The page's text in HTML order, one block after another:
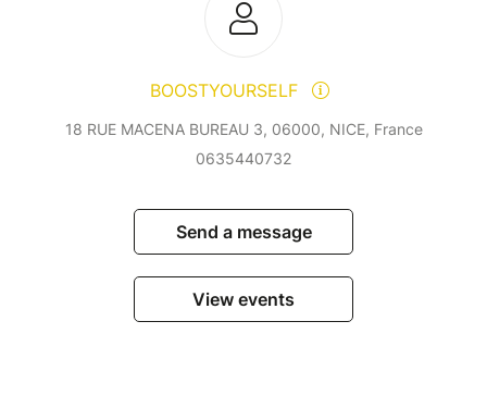
BOOSTYOURSELF
18 RUE MACENA BUREAU 3, 06000, NICE, France
0635440732
Send a message
View events